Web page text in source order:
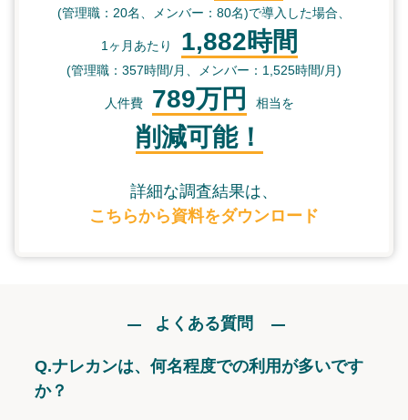
(管理職：20名、メンバー：80名)で導入した場合、
1ヶ月あたり 1,882時間
(管理職：357時間/月、メンバー：1,525時間/月)
人件費 789万円 相当を
削減可能！
詳細な調査結果は、
こちらから資料をダウンロード
よくある質問
Q.ナレカンは、何名程度での利用が多いです
か？